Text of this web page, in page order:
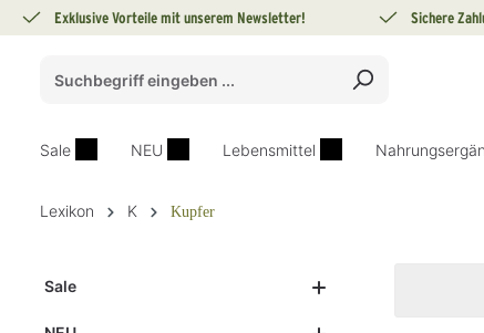
Zur Hauptnavigation springen
Exklusive Vorteile mit unserem Newsletter! Sichere
Sale NEU Lebensmittel
Lexikon K Kupfer
Sale